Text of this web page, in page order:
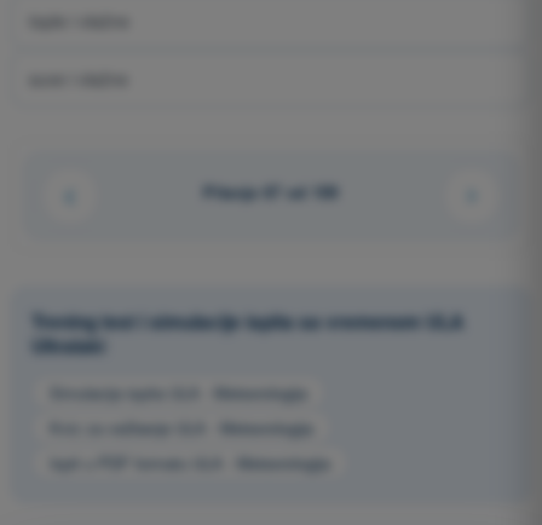
Pitanje 67 od 109
Trening test i simulacije ispita sa vremenom ULA
Ultralaki
Simulacija ispita ULA - Meteorologija
Kviz za vežbanje ULA - Meteorologija
Ispit u PDF formatu ULA - Meteorologija